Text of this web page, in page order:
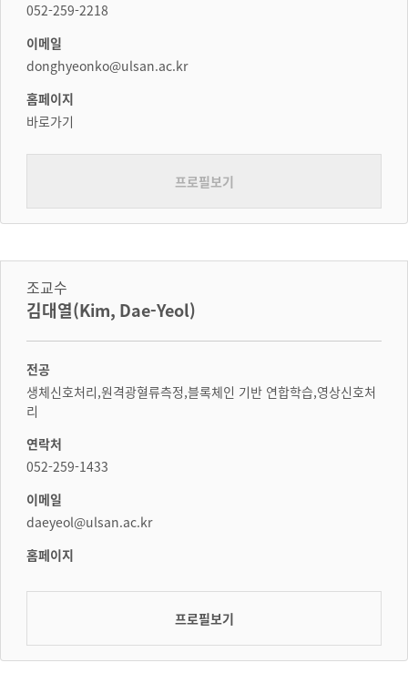
052-259-2218
이메일
donghyeonko@ulsan.ac.kr
홈페이지
바로가기
프로필보기
조교수
김대열(Kim, Dae-Yeol)
전공
생체신호처리,원격광혈류측정,블록체인 기반 연합학습,영상신호처
리
연락처
052-259-1433
이메일
daeyeol@ulsan.ac.kr
홈페이지
프로필보기